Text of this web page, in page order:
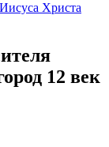
12 век